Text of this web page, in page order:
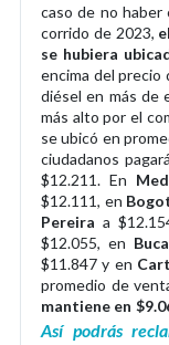
caso de no haber
corrido de 2023,
se hubiera
encima del precio
diésel en más de
más alto por el
se ubicó en
ciudadanos
$12.211. En
$12.111, en
Pereira a
$12.055, en
$11.847 y en
promedio de
mantiene en
Así podrás